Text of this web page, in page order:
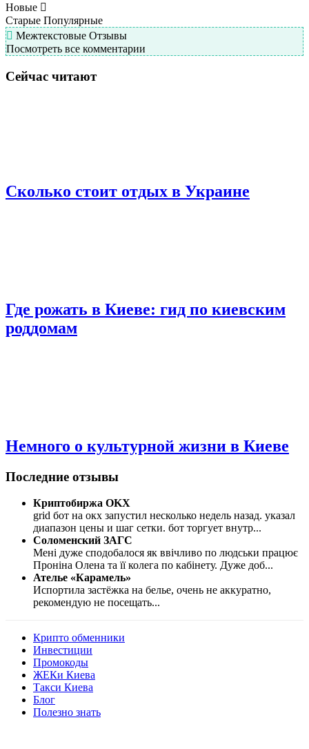
Новые
Старые Популярные
Межтекстовые Отзывы
Посмотреть все комментарии
Сейчас читают
Сколько стоит отдых в Украине
Где рожать в Киеве: гид по киевским
роддомам
Немного о культурной жизни в Киеве
Последние отзывы
Криптобиржа OKX
grid бот на окх запустил несколько недель назад. указал
диапазон цены и шаг сетки. бот торгует внутр...
Соломенский ЗАГС
Мені дуже сподобалося як ввічливо по людськи працює
Проніна Олена та її колега по кабінету. Дуже доб...
Ателье «Карамель»
Испортила застёжка на белье, очень не аккуратно,
рекомендую не посещать...
Крипто обменники
Инвестиции
Промокоды
ЖЕКи Киева
Такси Киева
Блог
Полезно знать